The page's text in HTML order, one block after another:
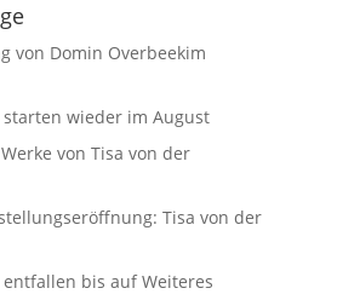
von Domin Overbeekim
wieder im August
von Tisa von der
Tisa von der
bis auf Weiteres